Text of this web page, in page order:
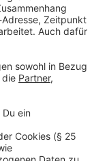
930-269057/1